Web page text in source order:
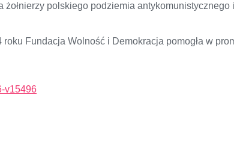
żołnierzy polskiego podziemia antykomunistycznego i
Fundacja Wolność i Demokracja pomogła w
v15496